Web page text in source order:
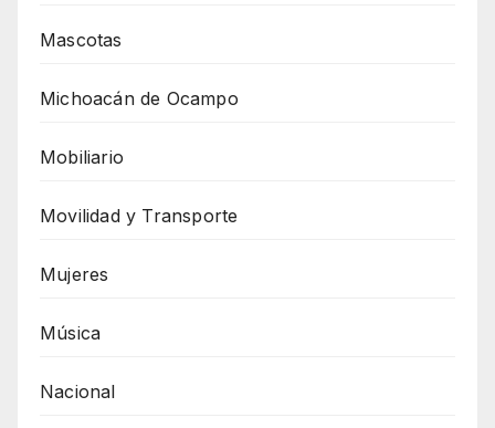
Mascotas
Michoacán de Ocampo
Mobiliario
Movilidad y Transporte
Mujeres
Música
Nacional